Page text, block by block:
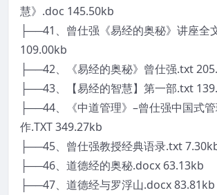
慧》.doc 145.50kb
├──41、曾仕强《易经的奥秘》讲座全
109.00kb
├──42、《易经的奥秘》曾仕强.txt
├──43、【易经的智慧】第一部.txt
├──44、《中道管理》–曾仕强中国式
作.TXT 349.27kb
├──45、曾仕强教授经典语录.txt
├──46、道德经的奥秘.docx 63.13kb
├──47、道德经与罗浮山.docx 83.81kb